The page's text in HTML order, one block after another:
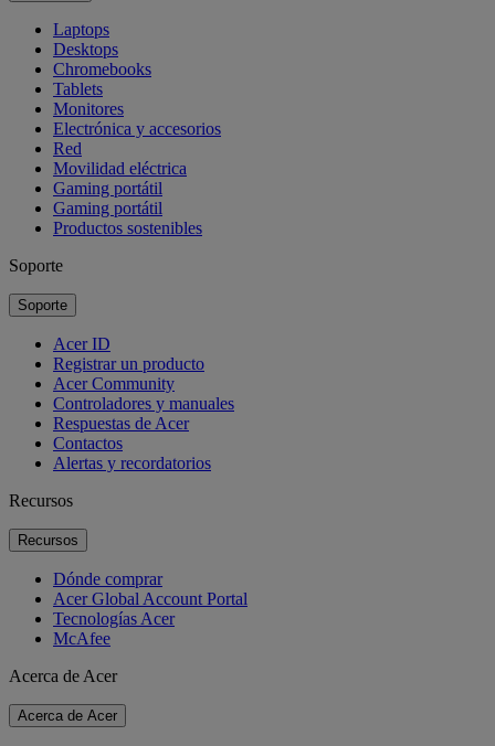
Laptops
Desktops
Chromebooks
Tablets
Monitores
Electrónica y accesorios
Red
Movilidad eléctrica
Gaming portátil
Gaming portátil
Productos sostenibles
Soporte
Soporte
Acer ID
Registrar un producto
Acer Community
Controladores y manuales
Respuestas de Acer
Contactos
Alertas y recordatorios
Recursos
Recursos
Dónde comprar
Acer Global Account Portal
Tecnologías Acer
McAfee
Acerca de Acer
Acerca de Acer